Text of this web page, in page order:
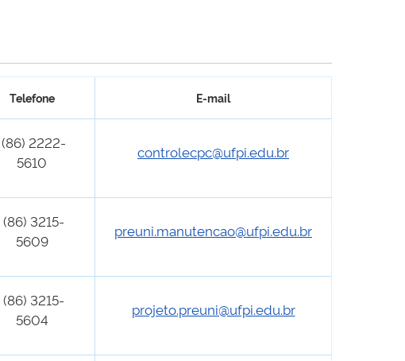
Telefone E-mail
(86) 2222-
5610
controlecpc@ufpi.edu.br
(86) 3215-
5609
preuni.manutencao@ufpi.edu.br
(86) 3215-
5604
projeto.preuni@ufpi.edu.br